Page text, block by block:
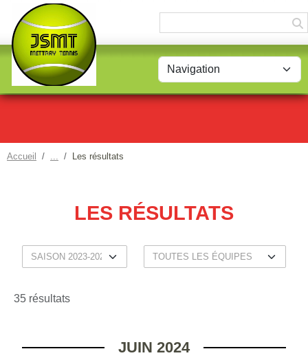
Accueil Les résultats
LES RÉSULTATS
35 résultats
JUIN 2024
Panneau de gestion des cookies